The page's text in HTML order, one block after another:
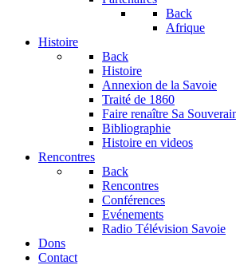
Back
Afrique
Histoire
Back
Histoire
Annexion de la Savoie
Traité de 1860
Faire renaître Sa
Bibliographie
Histoire en videos
Rencontres
Back
Rencontres
Conférences
Evénements
Radio Télévision Savoie
Dons
Contact